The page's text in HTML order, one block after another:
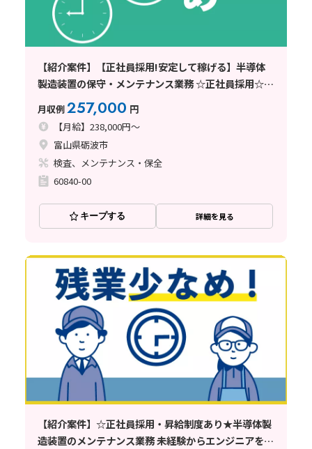
【紹介案件】【正社員採用!安定して稼げる】半導体
製造装置の保守・メンテナンス業務 ☆正社員採用☆安
定して働きたい人必見!必要なのはやる気と向上心だ
け!
月収例257,000 円
【月給】238,000円～
富山県砺波市
検査、メンテナンス・保全
60840-00
キープする 詳細を見る
【紹介案件】☆正社員採用・昇給制度あり★半導体製
造装置のメンテナンス業務 未経験からエンジニアを目